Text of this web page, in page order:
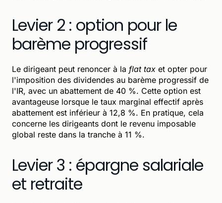
Levier 2 : option pour le
barème progressif
Le dirigeant peut renoncer à la flat tax et opter pour
l'imposition des dividendes au barème progressif de
l'IR, avec un abattement de 40 %. Cette option est
avantageuse lorsque le taux marginal effectif après
abattement est inférieur à 12,8 %. En pratique, cela
concerne les dirigeants dont le revenu imposable
global reste dans la tranche à 11 %.
Levier 3 : épargne salariale
et retraite